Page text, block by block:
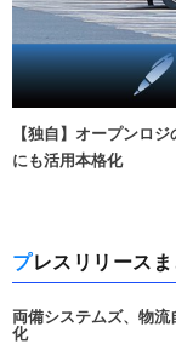
【独自】オープンロ
にも活用本格化
プレスリリース
両備システムズ、物
化